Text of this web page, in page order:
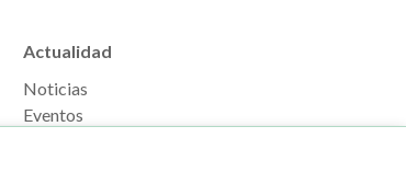
Actualidad
Noticias
Eventos